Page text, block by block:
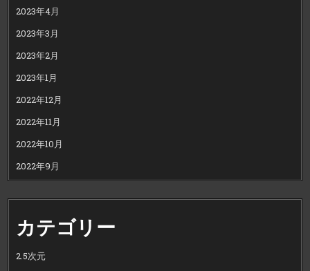
2023年4月
2023年3月
2023年2月
2023年1月
2022年12月
2022年11月
2022年10月
2022年9月
カテゴリー
2.5次元